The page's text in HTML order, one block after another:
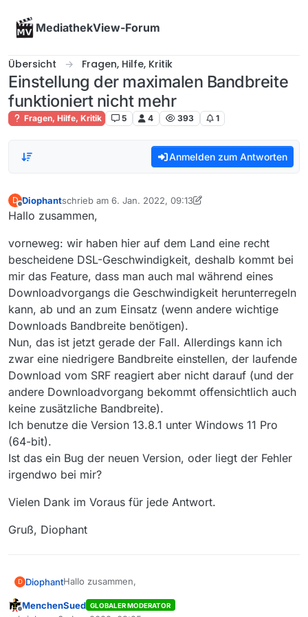
MediathekView-Forum
Übersicht Fragen, Hilfe, Kritik
Einstellung der maximalen Bandbreite
funktioniert nicht mehr
Fragen, Hilfe, Kritik 5 4 393 1
Anmelden zum Antworten
D
Offline
Diophantschrieb am 6. Jan. 2022, 09:13
zuletzt editiert von Diophant 1. Juni 2022, 10:14
Hallo zusammen,
vorneweg: wir haben hier auf dem Land eine recht
bescheidene DSL-Geschwindigkeit, deshalb kommt bei
mir das Feature, dass man auch mal während eines
Downloadvorgangs die Geschwindigkeit herunterregeln
kann, ab und an zum Einsatz (wenn andere wichtige
Downloads Bandbreite benötigen).
Nun, das ist jetzt gerade der Fall. Allerdings kann ich
zwar eine niedrigere Bandbreite einstellen, der laufende
Download vom SRF reagiert aber nicht darauf (und der
andere Downloadvorgang bekommt offensichtlich auch
keine zusätzliche Bandbreite).
Ich benutze die Version 13.8.1 unter Windows 11 Pro
(64-bit).
Ist das ein Bug der neuen Version, oder liegt der Fehler
irgendwo bei mir?
Vielen Dank im Voraus für jede Antwort.
Gruß, Diophant
D DiophantHallo zusammen,
vorneweg: wir haben hier auf dem Land eine recht
MenchenSued GLOBALER MODERATOR